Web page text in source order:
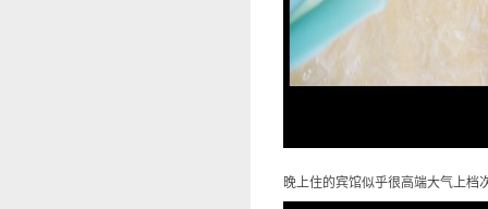
晚上住的宾馆似乎很高端大气上档